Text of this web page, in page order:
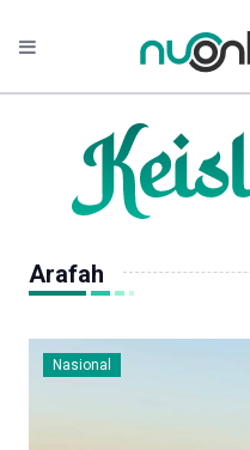
Arafah
Nasional